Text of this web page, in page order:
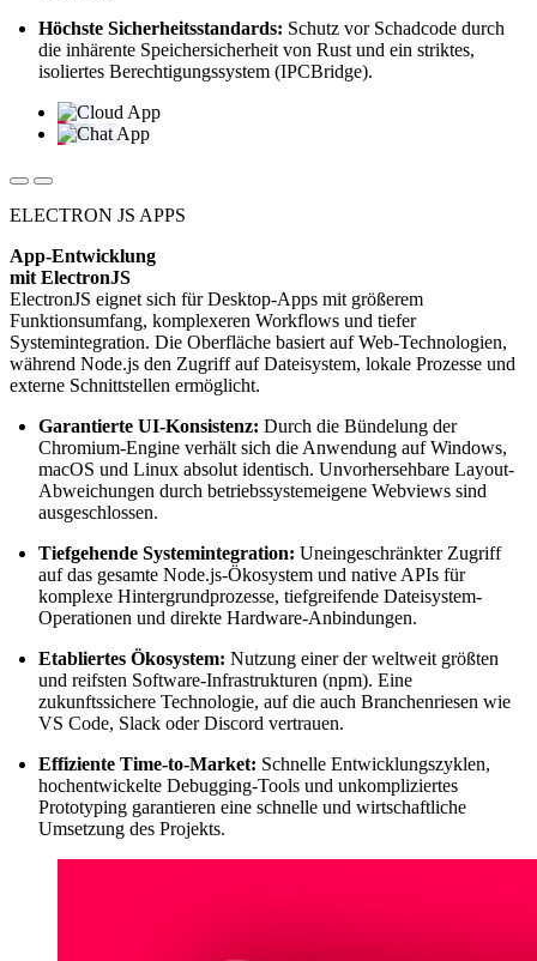
Höchste Sicherheitsstandards: Schutz vor Schadcode durch
die inhärente Speichersicherheit von Rust und ein striktes,
isoliertes Berechtigungssystem (IPCBridge).
ELECTRON JS APPS
App-Entwicklung
mit ElectronJS
ElectronJS eignet sich für Desktop-Apps mit größerem
Funktionsumfang, komplexeren Workflows und tiefer
Systemintegration. Die Oberfläche basiert auf Web-Technologien,
während Node.js den Zugriff auf Dateisystem, lokale Prozesse und
externe Schnittstellen ermöglicht.
Garantierte UI-Konsistenz: Durch die Bündelung der
Chromium-Engine verhält sich die Anwendung auf Windows,
macOS und Linux absolut identisch. Unvorhersehbare Layout-
Abweichungen durch betriebssystemeigene Webviews sind
ausgeschlossen.
Tiefgehende Systemintegration: Uneingeschränkter Zugriff
auf das gesamte Node.js-Ökosystem und native APIs für
komplexe Hintergrundprozesse, tiefgreifende Dateisystem-
Operationen und direkte Hardware-Anbindungen.
Etabliertes Ökosystem: Nutzung einer der weltweit größten
und reifsten Software-Infrastrukturen (npm). Eine
zukunftssichere Technologie, auf die auch Branchenriesen wie
VS Code, Slack oder Discord vertrauen.
Effiziente Time-to-Market: Schnelle Entwicklungszyklen,
hochentwickelte Debugging-Tools und unkompliziertes
Prototyping garantieren eine schnelle und wirtschaftliche
Umsetzung des Projekts.